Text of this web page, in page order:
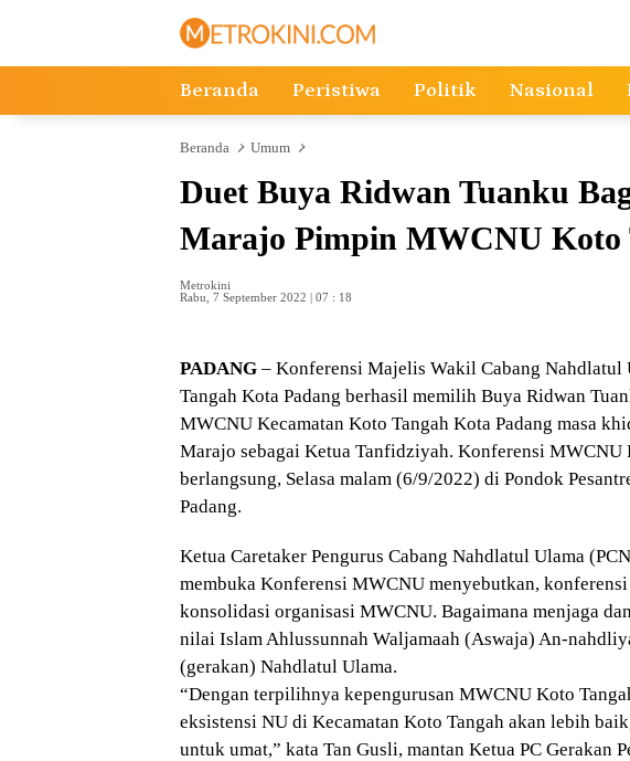
Beranda Peristiwa Politik Nasional
Beranda Umum
Duet Buya Ridwan Tuanku
Marajo Pimpin MWCNU Koto
Metrokini
Rabu, 7 September 2022 | 07 : 18
PADANG – Konferensi Majelis Wakil Cabang Nahdlatul
Tangah Kota Padang berhasil memilih Buya Ridwan
MWCNU Kecamatan Koto Tangah Kota Padang masa
Marajo sebagai Ketua Tanfidziyah. Konferensi MWCNU
berlangsung, Selasa malam (6/9/2022) di Pondok
Padang.
Ketua Caretaker Pengurus Cabang Nahdlatul Ulama
membuka Konferensi MWCNU menyebutkan,
konsolidasi organisasi MWCNU. Bagaimana menjaga
nilai Islam Ahlussunnah Waljamaah (Aswaja) An-
(gerakan) Nahdlatul Ulama.
“Dengan terpilihnya kepengurusan MWCNU Koto
eksistensi NU di Kecamatan Koto Tangah akan lebih
untuk umat,” kata Tan Gusli, mantan Ketua PC Gerakan